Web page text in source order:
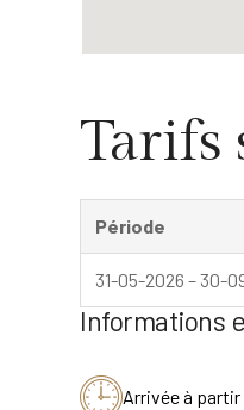
Tarifs
Période
31-05-2026 – 30-
Informations
Arrivée à partir